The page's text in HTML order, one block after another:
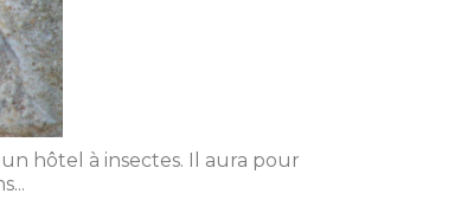
hôtel à insectes. Il aura pour